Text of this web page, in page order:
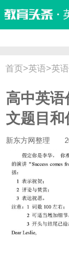
双语新闻 口译
流行语 新概念
首页>英语>英
高中英
文题目和
新东方网整理